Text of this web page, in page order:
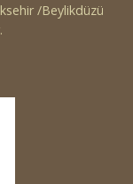
/Beylikdüzü